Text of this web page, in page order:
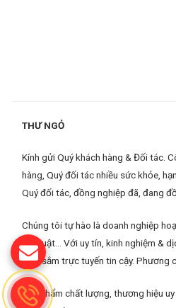
THƯ NGỎ
Kính gửi Quý khách hàng & Đối tác.
hàng, Quý đối tác nhiều sức khỏe,
Quý đối tác, đồng nghiệp đã, đang
Chúng tôi tự hào là doanh nghiệp
kỹ thuật... Với uy tín, kinh nghiệm &
mua sắm trực tuyến tin cậy. Phương
Sản phẩm chất lượng, thương hiệu